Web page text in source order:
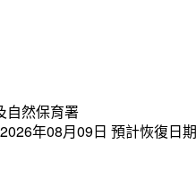
自然保育署
年08月09日 預計恢復日